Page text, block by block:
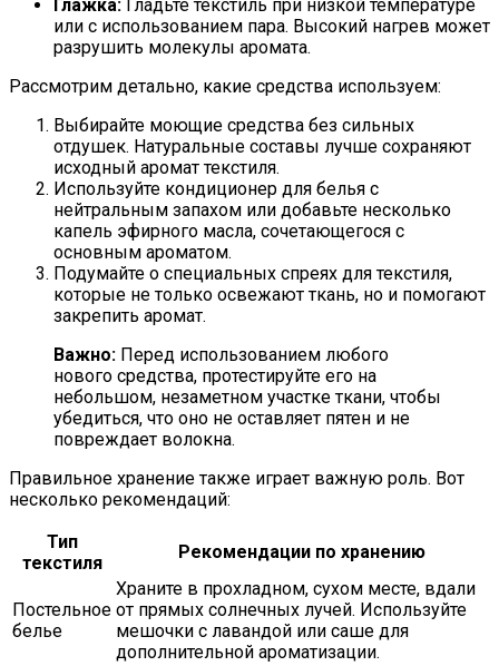
Глажка: Гладьте текстиль при низкой температуре
или с использованием пара. Высокий нагрев может
разрушить молекулы аромата.
Рассмотрим детально, какие средства используем:
Выбирайте моющие средства без сильных
отдушек. Натуральные составы лучше сохраняют
исходный аромат текстиля.
Используйте кондиционер для белья с
нейтральным запахом или добавьте несколько
капель эфирного масла, сочетающегося с
основным ароматом.
Подумайте о специальных спреях для текстиля,
которые не только освежают ткань, но и помогают
закрепить аромат.
Важно: Перед использованием любого
нового средства, протестируйте его на
небольшом, незаметном участке ткани, чтобы
убедиться, что оно не оставляет пятен и не
повреждает волокна.
Правильное хранение также играет важную роль. Вот
несколько рекомендаций:
Тип
текстиля
Рекомендации по хранению
Постельное
белье
Храните в прохладном, сухом месте, вдали
от прямых солнечных лучей. Используйте
мешочки с лавандой или саше для
дополнительной ароматизации.